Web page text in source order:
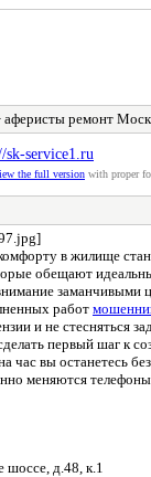
аферисты ремонт
service1.ru
the full version with proper
в жилище
обещают
заманчивыми
работ
и не стесняться
первый шаг к
вы останетесь
меняются телефоны
шоссе, д.48, к.1